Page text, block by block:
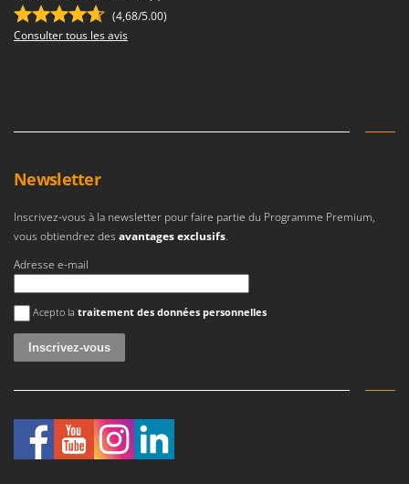
Rato
Ripartrak
River Systems
Rossofuoco
Rover Pompe
Royal Food
Ryobi
Santos
(4,68/5.00)
Consulter tous les avis
Newsletter
Inscrivez-vous à la newsletter pour faire partie du Programme Premium,
vous obtiendrez des avantages exclusifs.
Adresse e-mail
Une erreur est survenue
Acepto la traitement des données personnelles